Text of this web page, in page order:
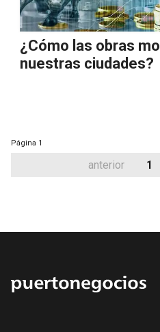
¿Cómo las obras
nuestras ciudades?
Página 1
anterior 1